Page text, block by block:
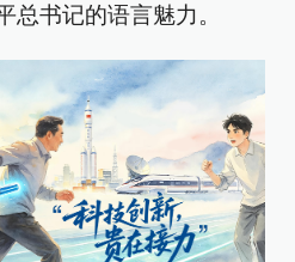
总书记的语言魅力。